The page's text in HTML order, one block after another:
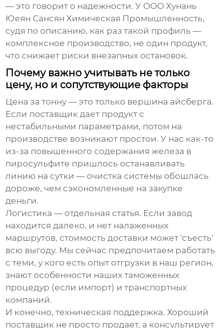
— это говорит о надежности. У OOO Хунань
Юеян Сансян Химическая Промышленность,
судя по описанию, как раз такой профиль —
комплексное производство, не один продукт,
что снижает риски внезапных остановок.
Почему важно учитывать не только
цену, но и сопутствующие факторы
Цена за тонну — это только вершина айсберга.
Если поставщик дает продукт с
нестабильными параметрами, потом на
производстве возникают простои. У нас как-то
из-за повышенного содержания железа в
пиросульфите пришлось останавливать
линию на сутки — очистка системы обошлась
дороже, чем сэкономленные на закупке
деньги.
Логистика — отдельная статья. Если завод
находится далеко, и нет налаженных
маршрутов, стоимость доставки может 'съесть'
всю выгоду. Мы сейчас предпочитаем работать
с теми, у кого есть опыт отгрузки в наш регион,
знают особенности наших таможенных
процедур (если импорт) и транспортных
компаний.
И конечно, техническая поддержка. Хороший
поставщик не просто продает, а консультирует